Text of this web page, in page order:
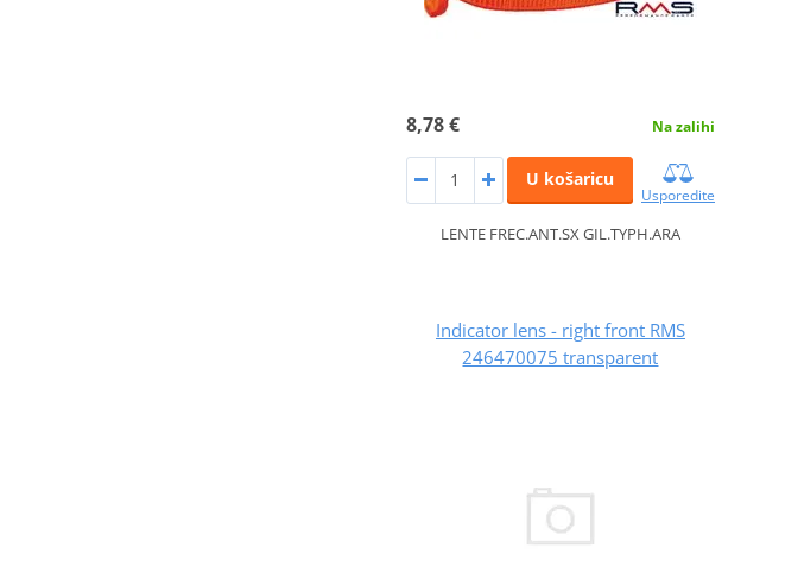
8,78 € Na zalihi
U košaricu
Usporedite
LENTE FREC.ANT.SX GIL.TYPH.ARA
Indicator lens - right front RMS
246470075 transparent